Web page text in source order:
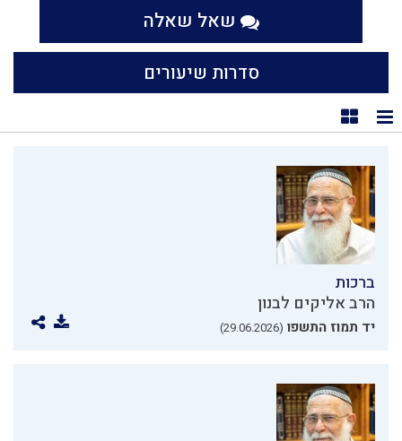
שאל שאלה
סדרות שיעורים
תצוגת רשימה
תצוגת קוביות
ברכות
הרב אליקים לבנון
יד תמוז התשפו (29.06.2026)